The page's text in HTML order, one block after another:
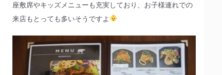
座敷席やキッズメニューも充実しており、お子様連れでの
来店もとっても多いそうですよ